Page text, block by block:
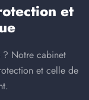
et
? Notre cabinet
et celle de